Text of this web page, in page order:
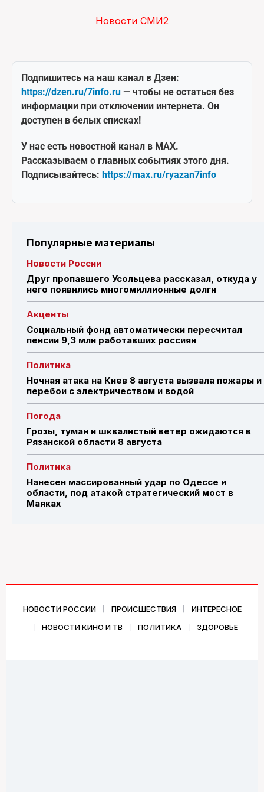
Новости СМИ2
Подпишитесь на наш канал в Дзен:
https://dzen.ru/7info.ru — чтобы не остаться без
информации при отключении интернета. Он
доступен в белых списках!
У нас есть новостной канал в MAX.
Рассказываем о главных событиях этого дня.
Подписывайтесь: https://max.ru/ryazan7info
Популярные материалы
Новости России
Друг пропавшего Усольцева рассказал, откуда у
него появились многомиллионные долги
Акценты
Социальный фонд автоматически пересчитал
пенсии 9,3 млн работавших россиян
Политика
Ночная атака на Киев 8 августа вызвала пожары и
перебои с электричеством и водой
Погода
Грозы, туман и шквалистый ветер ожидаются в
Рязанской области 8 августа
Политика
Нанесен массированный удар по Одессе и
области, под атакой стратегический мост в
Маяках
НОВОСТИ РОССИИ ПРОИСШЕСТВИЯ
ИНТЕРЕСНОЕ
НОВОСТИ КИНО И ТВ
ПОЛИТИКА ЗДОРОВЬЕ